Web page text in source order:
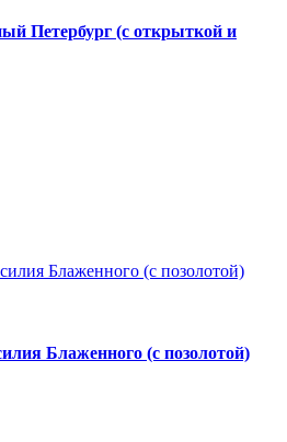
Петербург (с открыткой и
Блаженного (с позолотой)